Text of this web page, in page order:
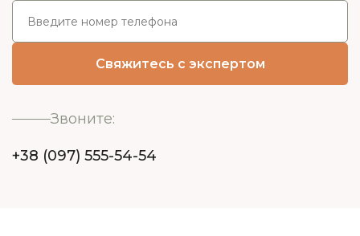
Звоните:
+38 (097) 555-54-54